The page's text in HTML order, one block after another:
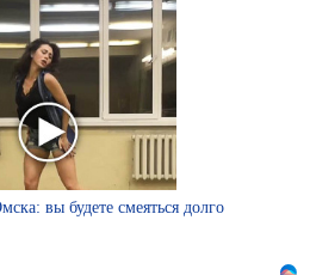
вы будете смеяться долго